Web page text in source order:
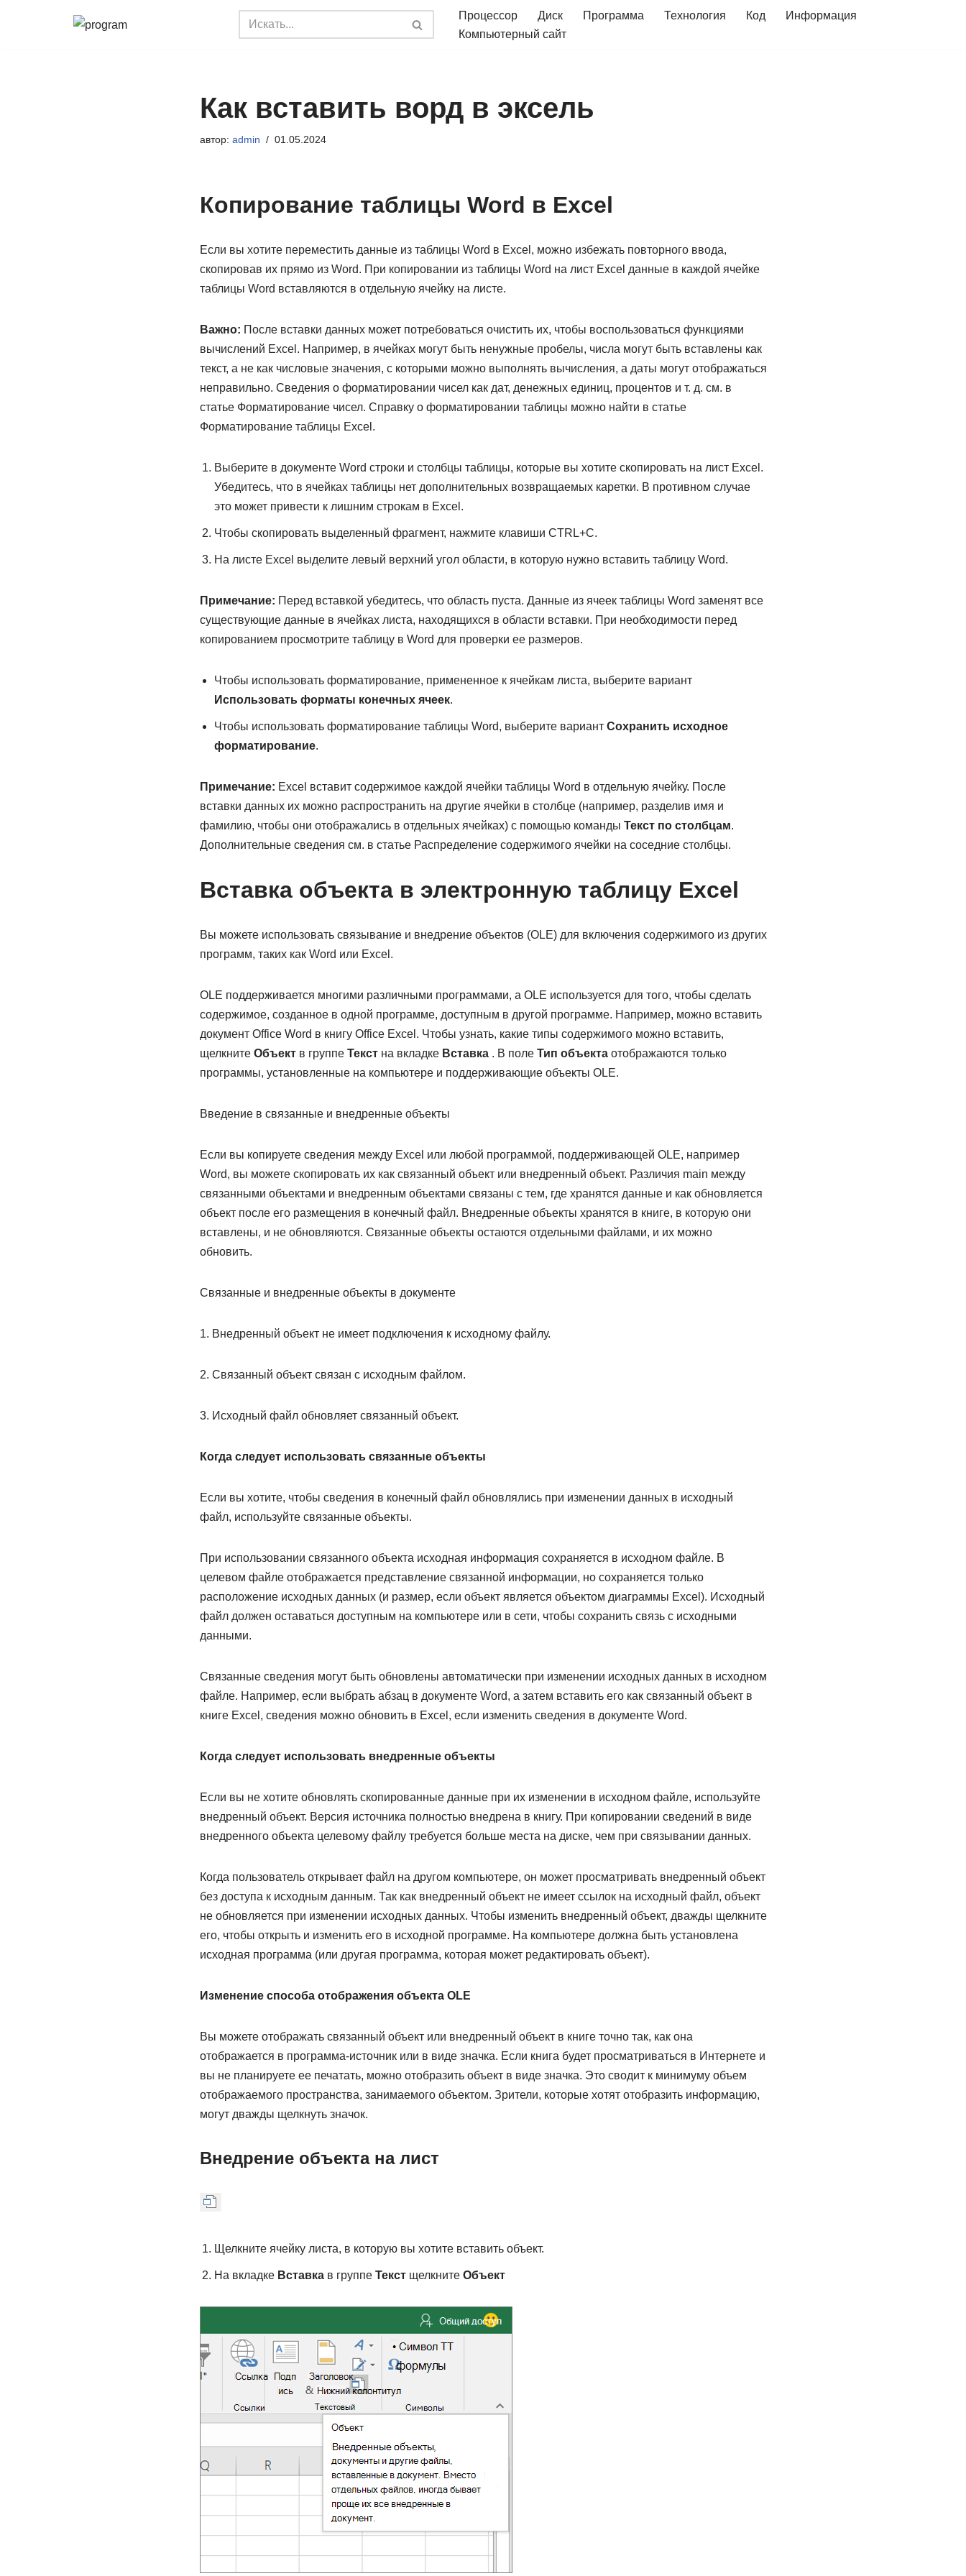
Процессор Диск Программа Технология Код
Информация
Компьютерный сайт
Как вставить ворд в эксель
автор: admin 01.05.2024
Копирование таблицы Word в Excel
Если вы хотите переместить данные из таблицы Word в Excel, можно избежать повторного ввода,
скопировав их прямо из Word. При копировании из таблицы Word на лист Excel данные в каждой ячейке
таблицы Word вставляются в отдельную ячейку на листе.
Важно: После вставки данных может потребоваться очистить их, чтобы воспользоваться функциями
вычислений Excel. Например, в ячейках могут быть ненужные пробелы, числа могут быть вставлены как
текст, а не как числовые значения, с которыми можно выполнять вычисления, а даты могут отображаться
неправильно. Сведения о форматировании чисел как дат, денежных единиц, процентов и т. д. см. в
статье Форматирование чисел. Справку о форматировании таблицы можно найти в статье
Форматирование таблицы Excel.
Выберите в документе Word строки и столбцы таблицы, которые вы хотите скопировать на лист Excel.
Убедитесь, что в ячейках таблицы нет дополнительных возвращаемых каретки. В противном случае
это может привести к лишним строкам в Excel.
Чтобы скопировать выделенный фрагмент, нажмите клавиши CTRL+C.
На листе Excel выделите левый верхний угол области, в которую нужно вставить таблицу Word.
Примечание: Перед вставкой убедитесь, что область пуста. Данные из ячеек таблицы Word заменят все
существующие данные в ячейках листа, находящихся в области вставки. При необходимости перед
копированием просмотрите таблицу в Word для проверки ее размеров.
Чтобы использовать форматирование, примененное к ячейкам листа, выберите вариант
Использовать форматы конечных ячеек.
Чтобы использовать форматирование таблицы Word, выберите вариант Сохранить исходное
форматирование.
Примечание: Excel вставит содержимое каждой ячейки таблицы Word в отдельную ячейку. После
вставки данных их можно распространить на другие ячейки в столбце (например, разделив имя и
фамилию, чтобы они отображались в отдельных ячейках) с помощью команды Текст по столбцам.
Дополнительные сведения см. в статье Распределение содержимого ячейки на соседние столбцы.
Вставка объекта в электронную таблицу Excel
Вы можете использовать связывание и внедрение объектов (OLE) для включения содержимого из других
программ, таких как Word или Excel.
OLE поддерживается многими различными программами, а OLE используется для того, чтобы сделать
содержимое, созданное в одной программе, доступным в другой программе. Например, можно вставить
документ Office Word в книгу Office Excel. Чтобы узнать, какие типы содержимого можно вставить,
щелкните Объектв группе Текстна вкладке Вставка. В поле Тип объектаотображаются только
программы, установленные на компьютере и поддерживающие объекты OLE.
Введение в связанные и внедренные объекты
Если вы копируете сведения между Excel или любой программой, поддерживающей OLE, например
Word, вы можете скопировать их как связанный объект или внедренный объект. Различия main между
связанными объектами и внедренным объектами связаны с тем, где хранятся данные и как обновляется
объект после его размещения в конечный файл. Внедренные объекты хранятся в книге, в которую они
вставлены, и не обновляются. Связанные объекты остаются отдельными файлами, и их можно
обновить.
Связанные и внедренные объекты в документе
1. Внедренный объект не имеет подключения к исходному файлу.
2. Связанный объект связан с исходным файлом.
3. Исходный файл обновляет связанный объект.
Когда следует использовать связанные объекты
Если вы хотите, чтобы сведения в конечный файл обновлялись при изменении данных в исходный
файл, используйте связанные объекты.
При использовании связанного объекта исходная информация сохраняется в исходном файле. В
целевом файле отображается представление связанной информации, но сохраняется только
расположение исходных данных (и размер, если объект является объектом диаграммы Excel). Исходный
файл должен оставаться доступным на компьютере или в сети, чтобы сохранить связь с исходными
данными.
Связанные сведения могут быть обновлены автоматически при изменении исходных данных в исходном
файле. Например, если выбрать абзац в документе Word, а затем вставить его как связанный объект в
книге Excel, сведения можно обновить в Excel, если изменить сведения в документе Word.
Когда следует использовать внедренные объекты
Если вы не хотите обновлять скопированные данные при их изменении в исходном файле, используйте
внедренный объект. Версия источника полностью внедрена в книгу. При копировании сведений в виде
внедренного объекта целевому файлу требуется больше места на диске, чем при связывании данных.
Когда пользователь открывает файл на другом компьютере, он может просматривать внедренный объект
без доступа к исходным данным. Так как внедренный объект не имеет ссылок на исходный файл, объект
не обновляется при изменении исходных данных. Чтобы изменить внедренный объект, дважды щелкните
его, чтобы открыть и изменить его в исходной программе. На компьютере должна быть установлена
исходная программа (или другая программа, которая может редактировать объект).
Изменение способа отображения объекта OLE
Вы можете отображать связанный объект или внедренный объект в книге точно так, как она
отображается в программа-источник или в виде значка. Если книга будет просматриваться в Интернете и
вы не планируете ее печатать, можно отобразить объект в виде значка. Это сводит к минимуму объем
отображаемого пространства, занимаемого объектом. Зрители, которые хотят отобразить информацию,
могут дважды щелкнуть значок.
Внедрение объекта на лист
Щелкните ячейку листа, в которую вы хотите вставить объект.
На вкладке Вставкав группе Текстщелкните Объект